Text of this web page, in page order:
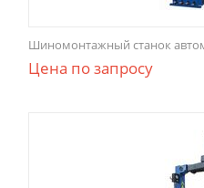
Шиномонтажный станок
Цена по запросу